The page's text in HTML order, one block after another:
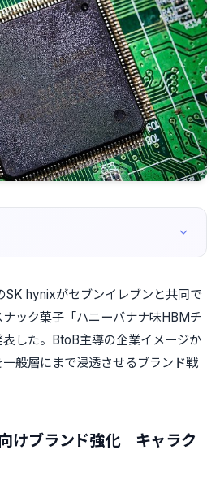
SK hynixがセブンイレブンと共同で
ック菓子「ハニーバナナ味HBMチ
した。BtoB主導の企業イメージか
般層にまで浸透させるブランド戦
けブランド強化 キャラク